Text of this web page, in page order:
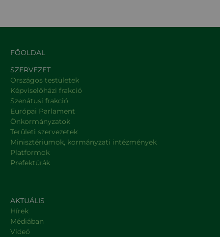
FŐOLDAL
SZERVEZET
Országos testületek
Képviselőházi frakció
Szenátusi frakció
Európai Parlament
Önkormányzatok
Területi szervezetek
Minisztériumok, kormányzati intézmények
Platformok
Prefektúrák
AKTUÁLIS
Hírek
Médiában
Videó